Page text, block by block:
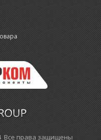
Все права защищены